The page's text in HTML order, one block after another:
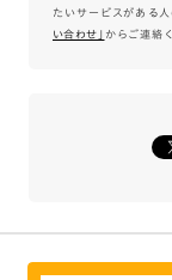
たいサービスがある人
い合わせ｣ からご連絡く